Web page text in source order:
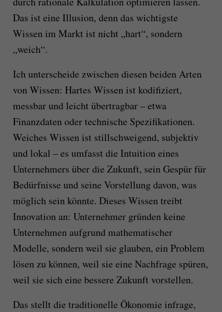
Das ist eine Illusion, denn das wichtigste
Wissen im Markt ist nicht „hart“, sondern
„weich“.
Ich unterscheide zwischen diesen beiden Arten
von Wissen: Hartes Wissen ist kodifiziert,
messbar und leicht übertragbar – etwa
Finanzdaten oder technische Spezifikationen.
Weiches Wissen ist stillschweigend, subjektiv
und lokal – es umfasst die Intuition eines
Unternehmers über die Zukunft, sein Gespür für
Bedürfnisse und seine Vorstellung davon, was
möglich sein könnte. Dieses Wissen treibt
Innovation an: Unternehmer gründen keine
Unternehmen aufgrund mathematischer
Modelle, sondern weil sie glauben, ein Problem
lösen zu können, weil sie eine Nachfrage spüren,
weil sie sich eine bessere Zukunft vorstellen.
Das stellt die traditionelle Ökonomie infrage,